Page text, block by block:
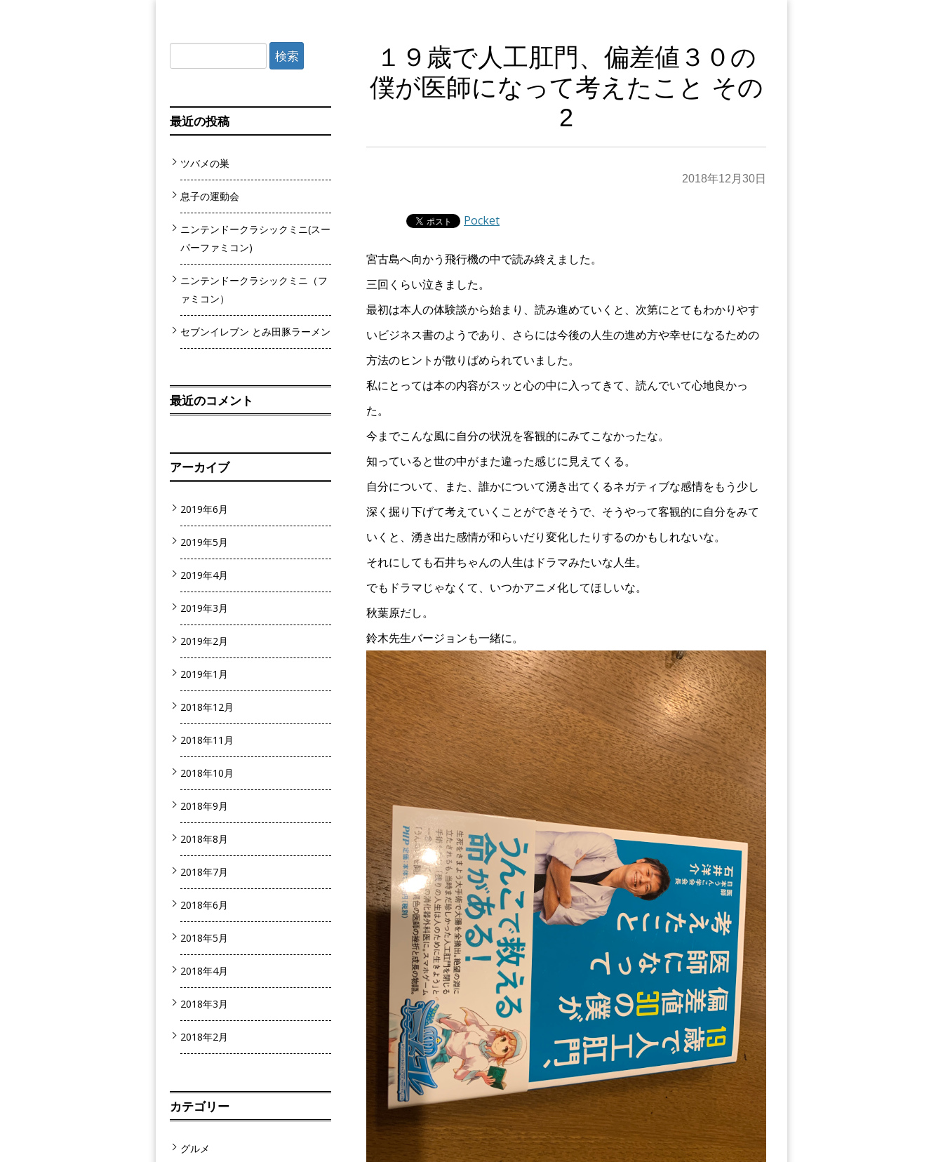
１９歳で人工肛門、偏差値３０の
僕が医師になって考えたこと その
2
2018年12月30日
Pocket
宮古島へ向かう飛行機の中で読み終えました。
三回くらい泣きました。
最初は本人の体験談から始まり、読み進めていくと、次第にとてもわかりやす
いビジネス書のようであり、さらには今後の人生の進め方や幸せになるための
方法のヒントが散りばめられていました。
私にとっては本の内容がスッと心の中に入ってきて、読んでいて心地良かっ
た。
今までこんな風に自分の状況を客観的にみてこなかったな。
知っていると世の中がまた違った感じに見えてくる。
自分について、また、誰かについて湧き出てくるネガティブな感情をもう少し
深く掘り下げて考えていくことができそうで、そうやって客観的に自分をみて
いくと、湧き出た感情が和らいだり変化したりするのかもしれないな。
それにしても石井ちゃんの人生はドラマみたいな人生。
でもドラマじゃなくて、いつかアニメ化してほしいな。
秋葉原だし。
鈴木先生バージョンも一緒に。
最近の投稿
ツバメの巣
息子の運動会
ニンテンドークラシックミニ(スー
パーファミコン)
ニンテンドークラシックミニ（フ
ァミコン）
セブンイレブン とみ田豚ラーメン
最近のコメント
アーカイブ
2019年6月
2019年5月
2019年4月
2019年3月
2019年2月
2019年1月
2018年12月
2018年11月
2018年10月
2018年9月
2018年8月
2018年7月
2018年6月
2018年5月
2018年4月
2018年3月
2018年2月
カテゴリー
グルメ